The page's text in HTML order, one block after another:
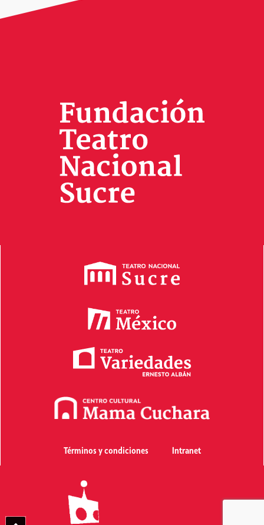
Términos y condiciones Intranet